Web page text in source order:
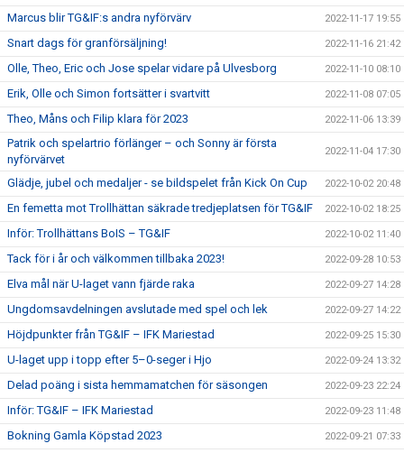
Marcus blir TG&IF:s andra nyförvärv 2022-11-17 19:55
Snart dags för granförsäljning! 2022-11-16 21:42
Olle, Theo, Eric och Jose spelar vidare på Ulvesborg 2022-11-10 08:10
Erik, Olle och Simon fortsätter i svartvitt 2022-11-08 07:05
Theo, Måns och Filip klara för 2023 2022-11-06 13:39
Patrik och spelartrio förlänger – och Sonny är första
nyförvärvet
2022-11-04 17:30
Glädje, jubel och medaljer - se bildspelet från Kick On Cup 2022-10-02 20:48
En femetta mot Trollhättan säkrade tredjeplatsen för TG&IF 2022-10-02 18:25
Inför: Trollhättans BoIS – TG&IF 2022-10-02 11:40
Tack för i år och välkommen tillbaka 2023! 2022-09-28 10:53
Elva mål när U-laget vann fjärde raka 2022-09-27 14:28
Ungdomsavdelningen avslutade med spel och lek 2022-09-27 14:22
Höjdpunkter från TG&IF – IFK Mariestad 2022-09-25 15:30
U-laget upp i topp efter 5–0-seger i Hjo 2022-09-24 13:32
Delad poäng i sista hemmamatchen för säsongen 2022-09-23 22:24
Inför: TG&IF – IFK Mariestad 2022-09-23 11:48
Bokning Gamla Köpstad 2023 2022-09-21 07:33